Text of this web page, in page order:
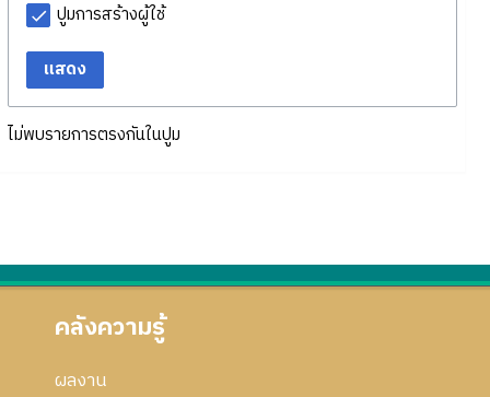
ปูมการสร้างผู้ใช้
แสดง
ไม่พบรายการตรงกันในปูม
คลังความรู้
ผลงาน